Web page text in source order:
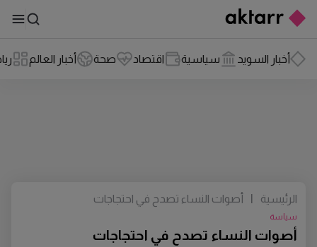
أخبار السويد سياسية اقتصاد صحة أخبار العالم
أصوات النساء تصدح في احتجاجات
سياسة
الرئيسية
أصوات النساء تصدح في احتجاجات